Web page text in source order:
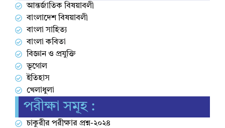
আন্তর্জাতিক বিষয়াবলী
বাংলাদেশ বিষয়াবলী
বাংলা সাহিত্য
বাংলা কবিতা
বিজ্ঞান ও প্রযুক্তি
ভূগোল
ইতিহাস
খেলাধুলা
পরীক্ষা সমূহ :
চাকুরীর পরীক্ষার প্রশ্ন-২০২৪